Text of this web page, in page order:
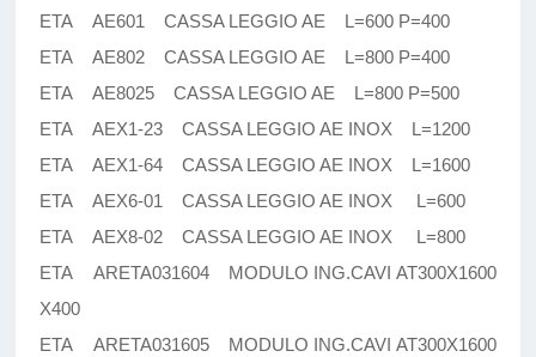
ETA AE601 CASSA LEGGIO AE L=600 P=400
ETA AE802 CASSA LEGGIO AE L=800 P=400
ETA AE8025 CASSA LEGGIO AE L=800 P=500
ETA AEX1-23 CASSA LEGGIO AE INOX L=1200
ETA AEX1-64 CASSA LEGGIO AE INOX L=1600
ETA AEX6-01 CASSA LEGGIO AE INOX L=600
ETA AEX8-02 CASSA LEGGIO AE INOX L=800
ETA ARETA031604 MODULO ING.CAVI AT300X1600
X400
ETA ARETA031605 MODULO ING.CAVI AT300X1600